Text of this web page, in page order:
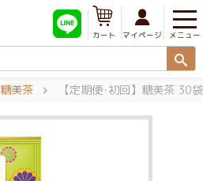
メニュー
マイページ
カート
糖美茶 【定期便･初回】糖美茶 30袋